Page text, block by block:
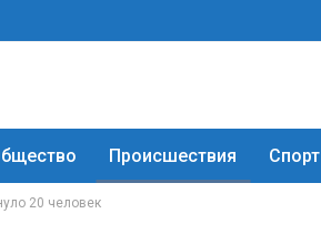
Происшествия Спорт
20 человек